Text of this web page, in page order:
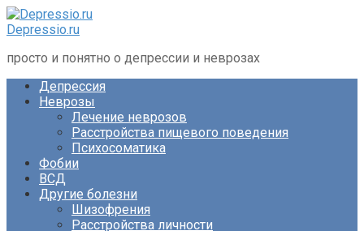
Перейти
к
Depressio.ru
просто и понятно о депрессии и неврозах
Депрессия
Неврозы
Лечение неврозов
Расстройства пищевого поведения
Психосоматика
Фобии
ВСД
Другие болезни
Шизофрения
Расстройства личности